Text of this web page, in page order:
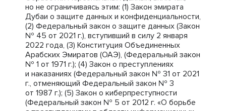
но не ограничиваясь этим: (1) Закон эмирата
Дубаи о защите данных и конфиденциальности,
(2) Федеральный закон о защите данных (Закон
№ 45 от 2021 г.), вступивший в силу 2 января
2022 года, (3) Конституция Объединенных
Арабских Эмиратов (ОАЭ), (Федеральный закон
№ 1 от 1971 г.); (4) Закон о преступлениях
и наказаниях (Федеральный закон № 31 от 2021
г., отменяющий Федеральный закон № 3
от 1987 г.); (5) Закон о киберпреступности
(Федеральный закон № 5 от 2012 г. «О борьбе